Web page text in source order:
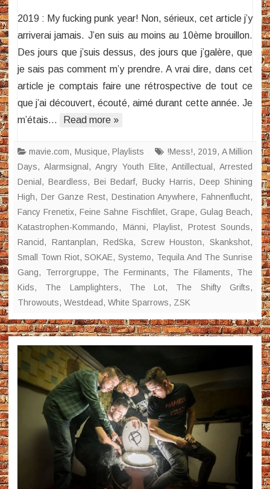
2019
2019 : My fucking punk year! Non, sérieux, cet article j’y
arriverai jamais. J’en suis au moins au 10ème brouillon.
Des jours que j’suis dessus, des jours que j’galère, que
je sais pas comment m’y prendre. A vrai dire, dans cet
article je comptais faire une rétrospective de tout ce
que j’ai découvert, écouté, aimé durant cette année. Je
m’étais…
Read more »
mavie.com, Musique,Playlists !Mess!, 2019, A Million
Days, Alarmsignal, Angry Youth Elite, Antillectual, Arrested
Denial,Beardless,Bei Bedarf, Bucky Harris, Deep Shining
High, Der Ganze Rest, Destination Anywhere,Fahnenflucht,
Fancy Frenetix,Feine Sahne Fischfilet, Grape, Gulag Beach,
Katastrophen-Kommando, Männi, Playlist, Protest Sounds,
Rancid, Rantanplan,RedSka, Screw Houston,Skankshot,
Small Town Riot,SOKAE, Systemo, Tequila And The Sunrise
Gang, Terrorgruppe, The Ferminants, The Filaments, The
Kids, The Lamplighters, The Lot, The Shifty Grifts,
Throwouts, Westdead, White Sparrows, ZSK